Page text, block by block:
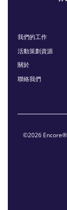
我們的工作
活動策劃資源
關於
聯絡我們
©2026 Encore®